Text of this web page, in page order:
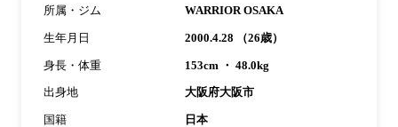
所属・ジム WARRIOR OSAKA
生年月日 2000.4.28 （26歳）
身長・体重 153cm ・ 48.0kg
出身地 大阪府大阪市
国籍 日本